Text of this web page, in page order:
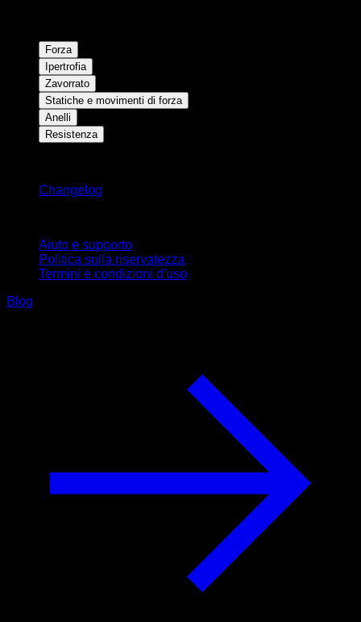
Forza
Ipertrofia
Zavorrato
Statiche e movimenti di forza
Anelli
Resistenza
Changelog
Aiuto e supporto
Politica sulla riservatezza
Termini e condizioni d'uso
Blog